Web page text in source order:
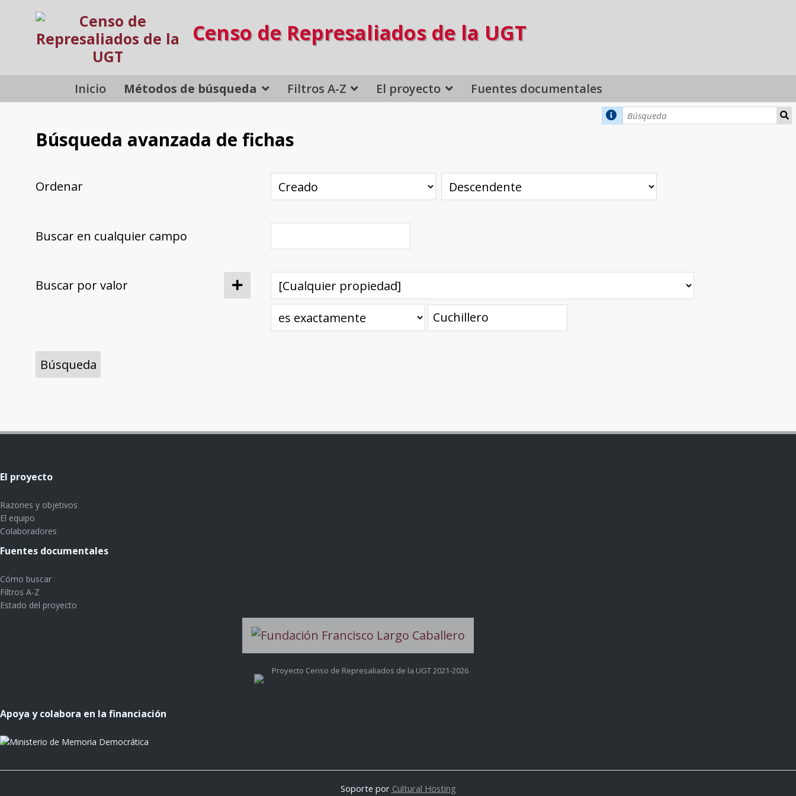
Censo de Represaliados de la UGT
Inicio Métodos de búsqueda Filtros A-Z El proyecto Fuentes documentales
Búsqueda avanzada de fichas
Ordenar
Buscar en cualquier campo
Buscar por valor
El proyecto
Razones y objetivos
El equipo
Colaboradores
Fuentes documentales
Cómo buscar
Filtros A-Z
Estado del proyecto
Proyecto Censo de Represaliados de la UGT 2021-2026
Apoya y colabora en la financiación
Soporte por Cultural Hosting